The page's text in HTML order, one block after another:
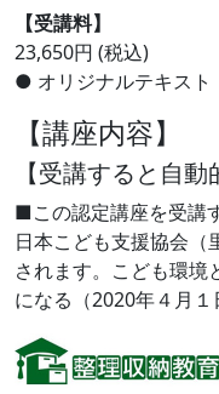
【受講料】
23,650円 (税込)
● オリジナルテキスト
【講座内容】
【受講すると自動
■この認定講座を受講
日本こども支援協会（
されます。こども環境
になる（2020年４月１